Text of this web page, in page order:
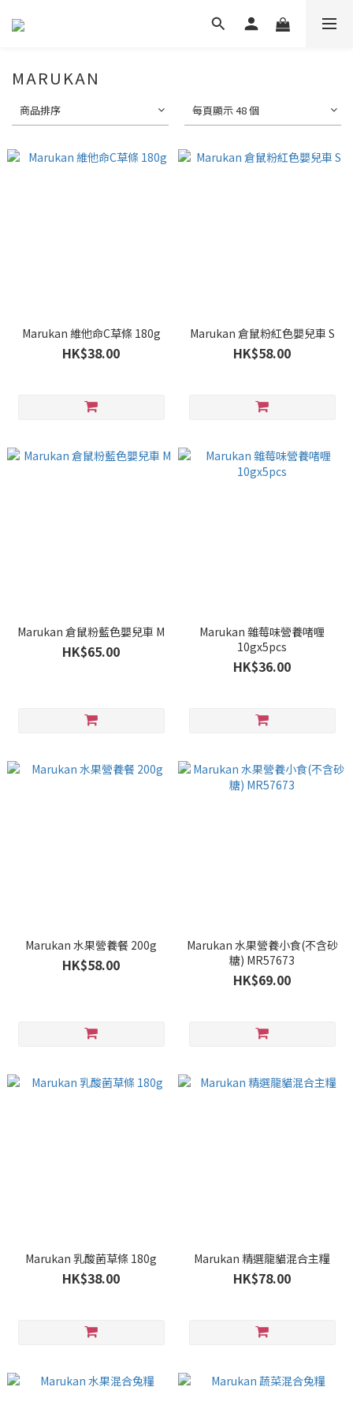
MARUKAN
商品排序 每頁顯示 48 個
Marukan 維他命C草條 180g
HK$38.00
Marukan 倉鼠粉紅色嬰兒車 S
HK$58.00
Marukan 倉鼠粉藍色嬰兒車 M
HK$65.00
Marukan 雜莓味營養啫喱
10gx5pcs
HK$36.00
Marukan 水果營養餐 200g
HK$58.00
Marukan 水果營養小食(不含砂
糖) MR57673
HK$69.00
Marukan 乳酸菌草條 180g
HK$38.00
Marukan 精選龍貓混合主糧
HK$78.00